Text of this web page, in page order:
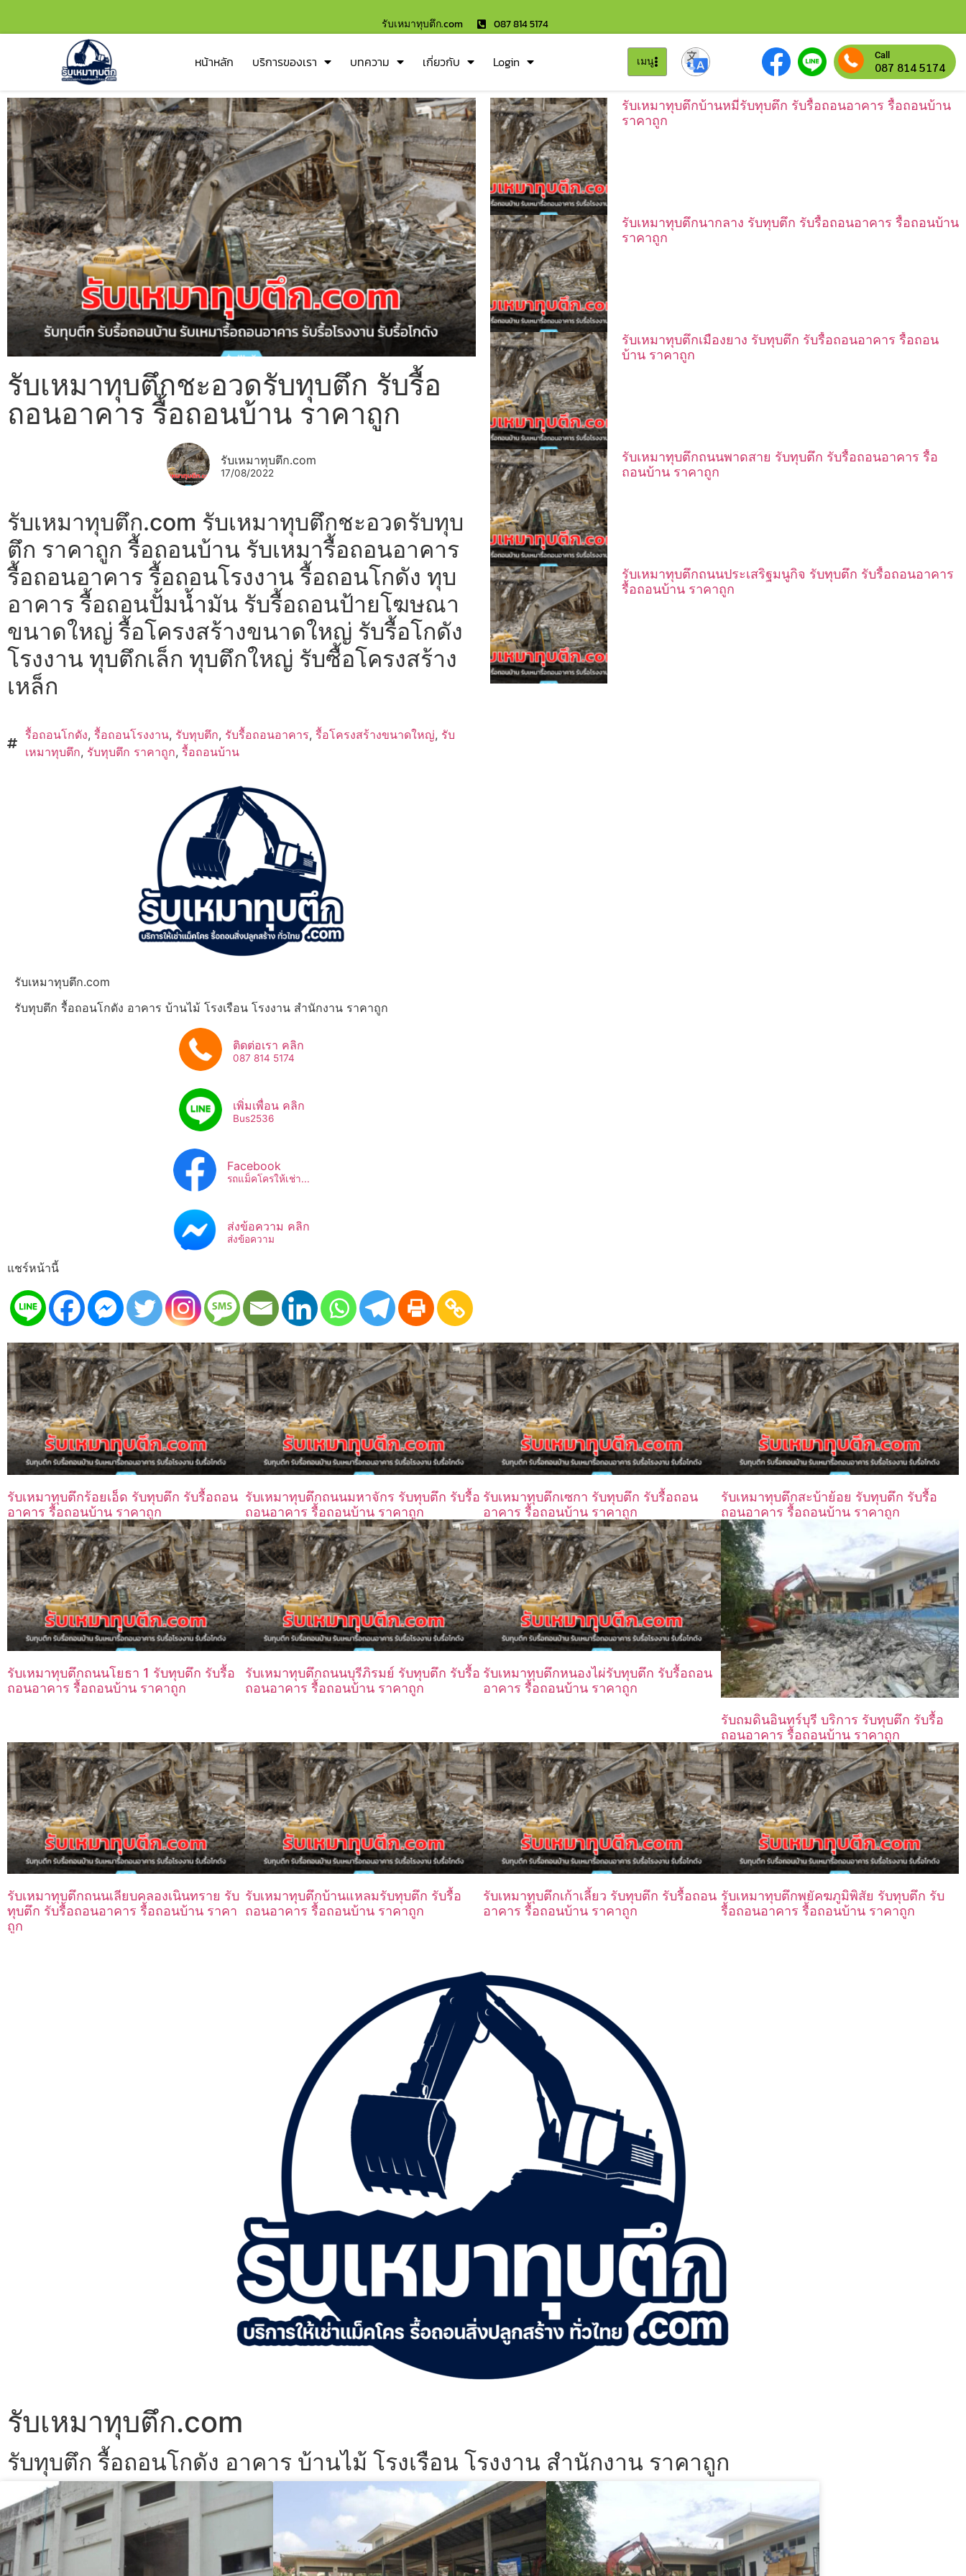
รับเหมาทุบตึก.com 087 814 5174
หน้าหลัก บริการของเรา บทความ เกี่ยวกับ Login เมนู Call
087 814 5174
รับเหมาทุบตึกชะอวดรับทุบตึก รับรื้อ
ถอนอาคาร รื้อถอนบ้าน ราคาถูก
รับเหมาทุบตึก.com
17/08/2022
รับเหมาทุบตึก.com รับเหมาทุบตึกชะอวดรับทุบ
ตึก ราคาถูก รื้อถอนบ้าน รับเหมารื้อถอนอาคาร
รื้อถอนอาคาร รื้อถอนโรงงาน รื้อถอนโกดัง ทุบ
อาคาร รื้อถอนปั้มน้ำมัน รับรื้อถอนป้ายโฆษณา
ขนาดใหญ่ รื้อโครงสร้างขนาดใหญ่ รับรื้อโกดัง
โรงงาน ทุบตึกเล็ก ทุบตึกใหญ่ รับซื้อโครงสร้าง
เหล็ก
รื้อถอนโกดัง, รื้อถอนโรงงาน, รับทุบตึก, รับรื้อถอนอาคาร, รื้อโครงสร้างขนาดใหญ่, รับ
เหมาทุบตึก, รับทุบตึก ราคาถูก, รื้อถอนบ้าน
รับเหมาทุบตึก.com
รับทุบตึก รื้อถอนโกดัง อาคาร บ้านไม้ โรงเรือน โรงงาน สำนักงาน ราคาถูก
ติดต่อเรา คลิก
087 814 5174
เพิ่มเพื่อน คลิก
Bus2536​
Facebook
รถแม็คโครให้เช่า...
ส่งข้อความ คลิก
ส่งข้อความ
แชร์หน้านี้
รับเหมาทุบตึกบ้านหมี่รับทุบตึก รับรื้อถอนอาคาร รื้อถอนบ้าน
ราคาถูก
รับเหมาทุบตึกนากลาง รับทุบตึก รับรื้อถอนอาคาร รื้อถอนบ้าน
ราคาถูก
รับเหมาทุบตึกเมืองยาง รับทุบตึก รับรื้อถอนอาคาร รื้อถอน
บ้าน ราคาถูก
รับเหมาทุบตึกถนนพาดสาย รับทุบตึก รับรื้อถอนอาคาร รื้อ
ถอนบ้าน ราคาถูก
รับเหมาทุบตึกถนนประเสริฐมนูกิจ รับทุบตึก รับรื้อถอนอาคาร
รื้อถอนบ้าน ราคาถูก
รับเหมาทุบตึกร้อยเอ็ด รับทุบตึก รับรื้อถอน
อาคาร รื้อถอนบ้าน ราคาถูก
รับเหมาทุบตึกถนนมหาจักร รับทุบตึก รับรื้อ
ถอนอาคาร รื้อถอนบ้าน ราคาถูก
รับเหมาทุบตึกเซกา รับทุบตึก รับรื้อถอน
อาคาร รื้อถอนบ้าน ราคาถูก
รับเหมาทุบตึกสะบ้าย้อย รับทุบตึก รับรื้อ
ถอนอาคาร รื้อถอนบ้าน ราคาถูก
รับเหมาทุบตึกถนนโยธา 1 รับทุบตึก รับรื้อ
ถอนอาคาร รื้อถอนบ้าน ราคาถูก
รับเหมาทุบตึกถนนบุรีภิรมย์ รับทุบตึก รับรื้อ
ถอนอาคาร รื้อถอนบ้าน ราคาถูก
รับเหมาทุบตึกหนองไผ่รับทุบตึก รับรื้อถอน
อาคาร รื้อถอนบ้าน ราคาถูก
รับถมดินอินทร์บุรี บริการ รับทุบตึก รับรื้อ
ถอนอาคาร รื้อถอนบ้าน ราคาถูก
รับเหมาทุบตึกถนนเลียบคลองเนินทราย รับ
ทุบตึก รับรื้อถอนอาคาร รื้อถอนบ้าน ราคา
ถูก
รับเหมาทุบตึกบ้านแหลมรับทุบตึก รับรื้อ
ถอนอาคาร รื้อถอนบ้าน ราคาถูก
รับเหมาทุบตึกเก้าเลี้ยว รับทุบตึก รับรื้อถอน
อาคาร รื้อถอนบ้าน ราคาถูก
รับเหมาทุบตึกพยัคฆภูมิพิสัย รับทุบตึก รับ
รื้อถอนอาคาร รื้อถอนบ้าน ราคาถูก
รับเหมาทุบตึก.com
รับทุบตึก รื้อถอนโกดัง อาคาร บ้านไม้ โรงเรือน โรงงาน สำนักงาน ราคาถูก